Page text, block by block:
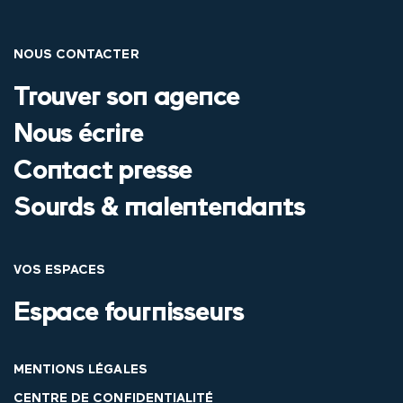
NOUS CONTACTER
Trouver son agence
Nous écrire
Contact presse
Sourds & malentendants
VOS ESPACES
Espace fournisseurs
MENTIONS LÉGALES
CENTRE DE CONFIDENTIALITÉ